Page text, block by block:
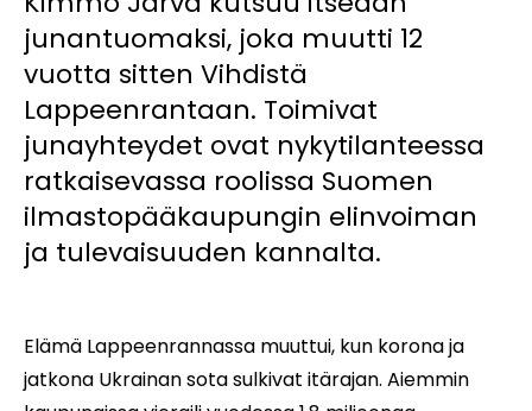
junantuomaksi, joka muutti 12
vuotta sitten Vihdistä
Lappeenrantaan. Toimivat
junayhteydet ovat nykytilanteessa
ratkaisevassa roolissa Suomen
ilmastopääkaupungin elinvoiman
ja tulevaisuuden kannalta.
Elämä Lappeenrannassa muuttui, kun korona ja
jatkona Ukrainan sota sulkivat itärajan. Aiemmin